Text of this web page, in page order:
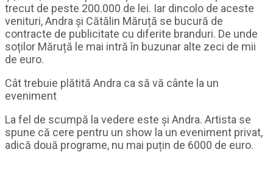
trecut de peste 200.000 de lei. Iar dincolo de aceste
venituri, Andra și Cătălin Măruță se bucură de
contracte de publicitate cu diferite branduri. De unde
soților Măruță le mai intră în buzunar alte zeci de mii
de euro.
Cât trebuie plătită Andra ca să vă cânte la un
eveniment
La fel de scumpă la vedere este și Andra. Artista se
spune că cere pentru un show la un eveniment privat,
adică două programe, nu mai puțin de 6000 de euro.